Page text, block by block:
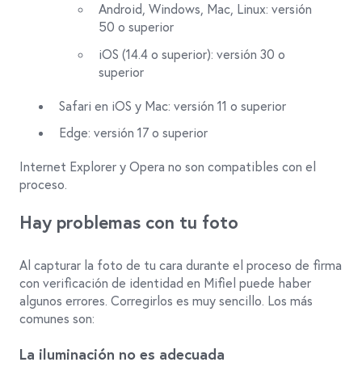
Android, Windows, Mac, Linux: versión
50 o superior
iOS (14.4 o superior): versión 30 o
superior
Safari en iOS y Mac: versión 11 o superior
Edge: versión 17 o superior
Internet Explorer y Opera no son compatibles con el
proceso.
Hay problemas con tu foto
Al capturar la foto de tu cara durante el proceso de firma
con verificación de identidad en Mifiel puede haber
algunos errores. Corregirlos es muy sencillo. Los más
comunes son:
La iluminación no es adecuada